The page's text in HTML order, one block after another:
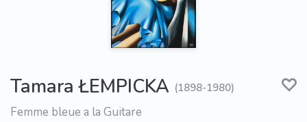
Tamara ŁEMPICKA (1898-1980)
Femme bleue a la Guitare